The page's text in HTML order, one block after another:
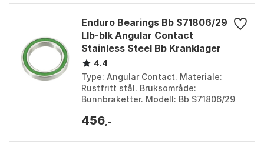
Enduro Bearings Bb S71806/29
Llb-blk Angular Contact
Stainless Steel Bb Kranklager
4.4
Type: Angular Contact. Materiale:
Rustfritt stål. Bruksområde:
Bunnbraketter. Modell: Bb S71806/29
x 7mm.
456 ,-